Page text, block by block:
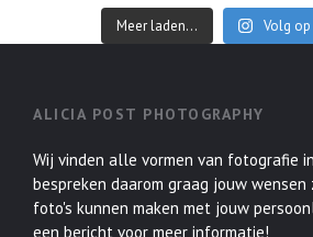
Meer laden... Volg
ALICIA POST PHOTOGRAPHY
Wij vinden alle vormen van fotografie
bespreken daarom graag jouw wensen
foto's kunnen maken met jouw
een bericht voor meer informatie!